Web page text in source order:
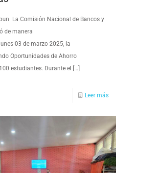
La Comisión Nacional de Bancos y
de manera
03 de marzo 2025, la
Oportunidades de Ahorro
estudiantes. Durante el
[…]
Leer más